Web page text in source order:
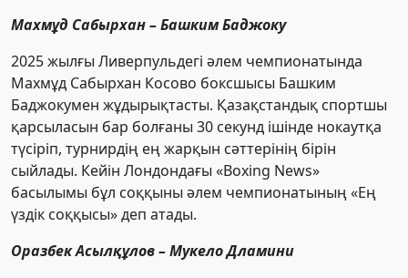
Махмұд Сабырхан – Башким Баджоку
2025 жылғы Ливерпульдегі әлем чемпионатында
Махмұд Сабырхан Косово боксшысы Башким
Баджокумен жұдырықтасты. Қазақстандық спортшы
қарсыласын бар болғаны 30 секунд ішінде нокаутқа
түсіріп, турнирдің ең жарқын сәттерінің бірін
сыйлады. Кейін Лондондағы «Boxing News»
басылымы бұл соққыны әлем чемпионатының «Ең
үздік соққысы» деп атады.
Оразбек Асылқұлов – Мукело Дламини